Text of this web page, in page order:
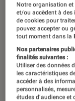
Notre organisation
et/ou accèdent à
de cookies pour
pouvez accepter ou
tout moment dans la
Nos partenaires
finalités suivantes :
Utiliser des données
les caractéristiques
accéder à des
personnalisés,
études d’audience et